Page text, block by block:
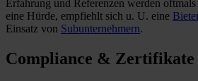
Erfahrung und Referenzen werden
eine Hürde, empfiehlt sich u. U. eine
Einsatz von Subunternehmern.
Compliance & Zertifikate